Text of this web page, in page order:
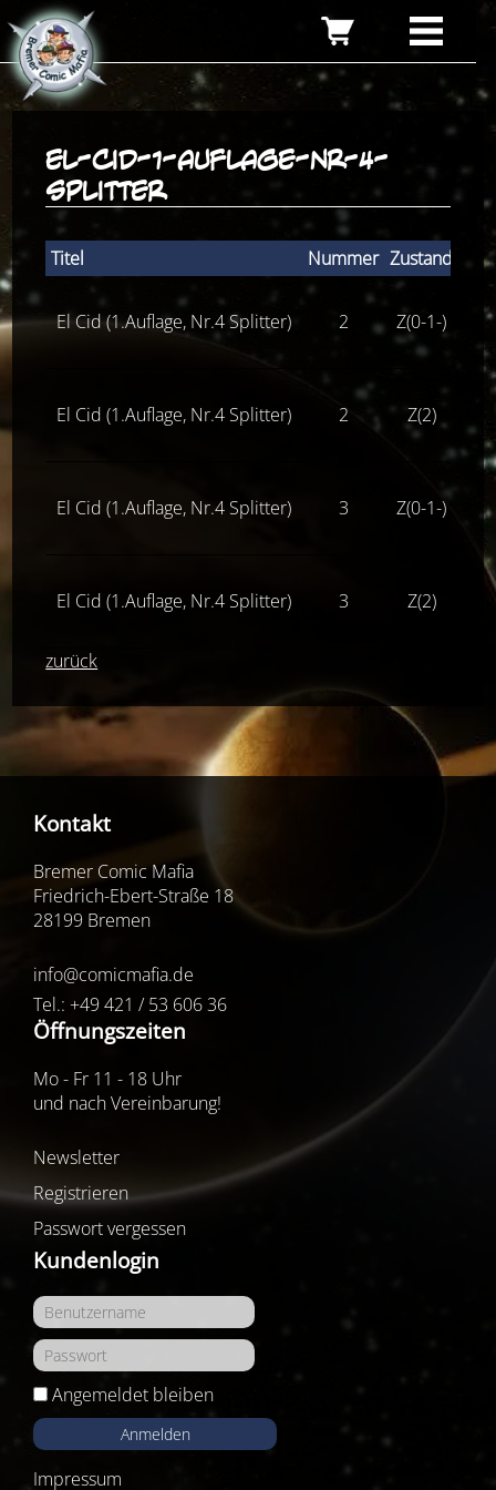
el-cid-1-auflage-nr-4-
splitter
Titel Nummer Zustand
El Cid (1.Auflage, Nr.4 Splitter) 2 Z(0-1-)
El Cid (1.Auflage, Nr.4 Splitter) 2 Z(2)
El Cid (1.Auflage, Nr.4 Splitter) 3 Z(0-1-)
El Cid (1.Auflage, Nr.4 Splitter) 3 Z(2)
zurück
Kontakt
Bremer Comic Mafia
Friedrich-Ebert-Straße 18
28199 Bremen
info@comicmafia.de
Tel.: +49 421 / 53 606 36
Öffnungszeiten
Mo - Fr 11 - 18 Uhr
und nach Vereinbarung!
Newsletter
Registrieren
Passwort vergessen
Kundenlogin
Angemeldet bleiben
Anmelden
Impressum